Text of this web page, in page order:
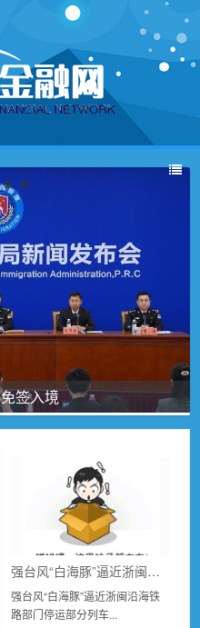
签入境
强台风“白海豚”逼近浙闽沿海 铁路部门停运部分列车
强台风“白海豚”逼近浙闽沿海铁
路部门停运部分列车...